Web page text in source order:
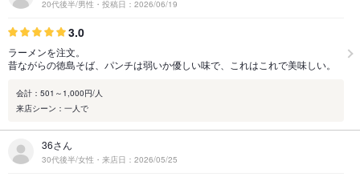
20代後半/男性・投稿日：2026/06/19
3.0
ラーメンを注文。
昔ながらの徳島そば、パンチは弱いか優しい味で、これはこれで美味しい。
会計：501～1,000円/人
来店シーン：一人で
36さん
30代後半/女性・来店日：2026/05/25